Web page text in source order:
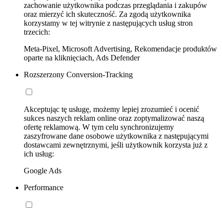
zachowanie użytkownika podczas przeglądania i zakupów
oraz mierzyć ich skuteczność. Za zgodą użytkownika
korzystamy w tej witrynie z następujących usług stron
trzecich:
Meta-Pixel, Microsoft Advertising, Rekomendacje produktów
oparte na kliknięciach, Ads Defender
Rozszerzony Conversion-Tracking
Akceptując tę usługę, możemy lepiej zrozumieć i ocenić
sukces naszych reklam online oraz zoptymalizować naszą
ofertę reklamową. W tym celu synchronizujemy
zaszyfrowane dane osobowe użytkownika z następującymi
dostawcami zewnętrznymi, jeśli użytkownik korzysta już z
ich usług:
Google Ads
Performance